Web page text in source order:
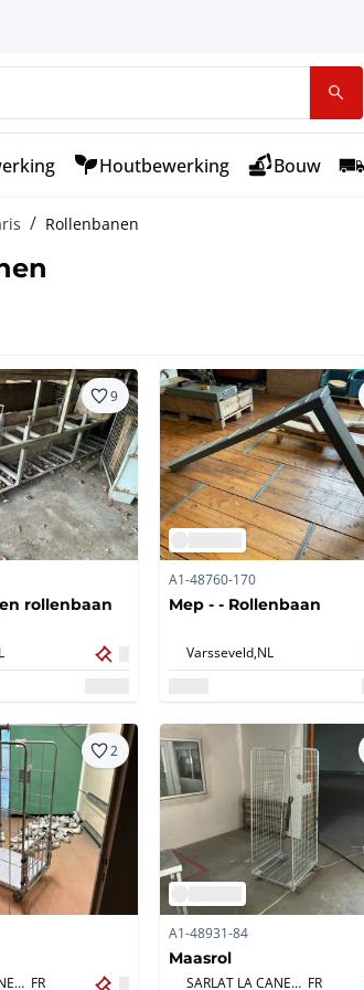
Houtbewerking Bouw
Rollenbanen
9
rollenbaan
A1-48760-170
Mep - - Rollenbaan
Varsseveld, NL
2
SARLAT LA CANEDA, FR
A1-48931-84
Maasrol
SARLAT LA CANEDA, FR